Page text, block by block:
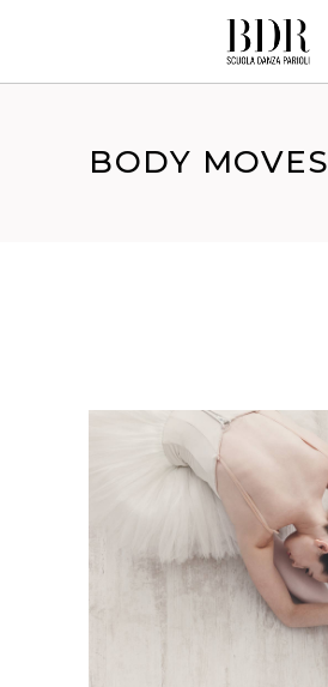
BODY MOVES